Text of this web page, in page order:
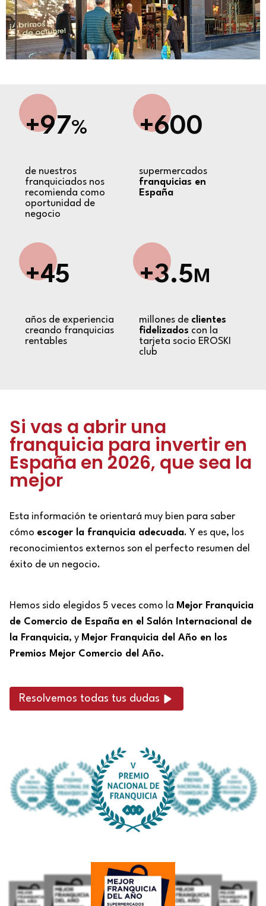
+97%
de nuestros
franquiciados nos
recomienda como
oportunidad de
negocio
+600
supermercados
franquicias en
España
+45
años de experiencia
creando franquicias
rentables
+3.5 M
millones de clientes
fidelizados con la
tarjeta socio EROSKI
club
Si vas a abrir una
franquicia para invertir en
España en 2026, que sea la
mejor
Esta información te orientará muy bien para saber
cómo escoger la franquicia adecuada. Y es que, los
reconocimientos externos son el perfecto resumen del
éxito de un negocio.
Hemos sido elegidos 5 veces como la Mejor Franquicia
de Comercio de España en el Salón Internacional de
la Franquicia, y Mejor Franquicia del Año en los
Premios Mejor Comercio del Año.
Resolvemos todas tus dudas